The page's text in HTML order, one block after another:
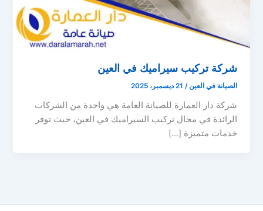
شركة تركيب سيراميك في العين
الصيانة في العين/ 21 ديسمبر، 2025
شركة دار العمارة للصيانة العامة هي واحدة من الشركات
الرائدة في مجال تركيب السيراميك في العين، حيث توفر
خدمات متميزة […]